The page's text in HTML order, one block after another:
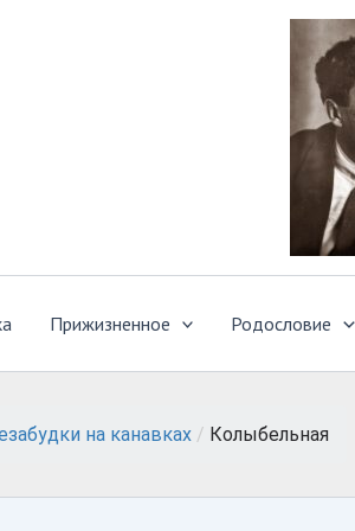
Прижизненное Родословие
на канавках / Колыбельная